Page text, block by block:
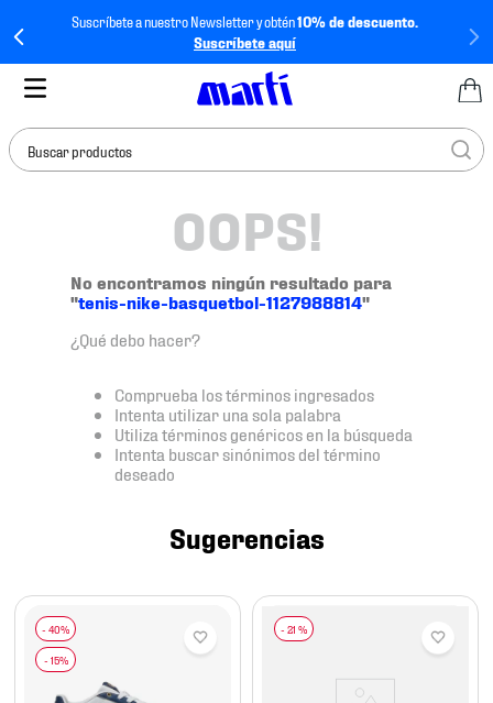
Suscríbete a nuestro Newsletter y obtén10% de descuento.
Suscríbete aquí
Buscar productos
OOPS!
No encontramos ningún resultado para
"tenis-nike-basquetbol-1127988814"
¿Qué debo hacer?
Comprueba los términos ingresados
Intenta utilizar una sola palabra
Utiliza términos genéricos en la búsqueda
Intenta buscar sinónimos del término
deseado
Sugerencias
- 21 %
tenis mujer
tenis hombre
tenis
tenis futbol
mochila
10. tenis nike